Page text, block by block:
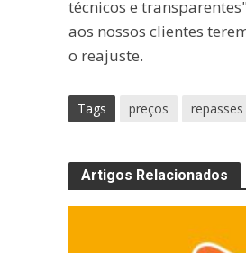
técnicos e
aos nossos clientes
o reajuste.
Tags preços repasses
Artigos Relacionados